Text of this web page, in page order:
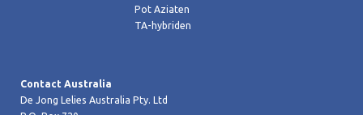
Pot Aziaten
TA-hybriden
Contact Australia
De Jong Lelies Australia Pty. Ltd